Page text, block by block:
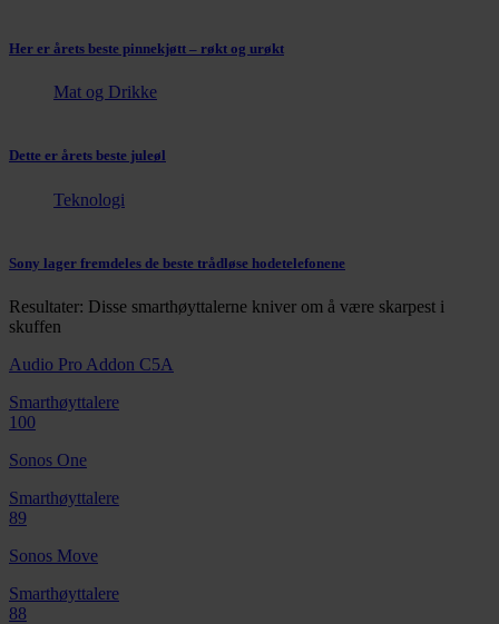
Her er årets beste pinnekjøtt – røkt og urøkt
Mat og Drikke
Dette er årets beste juleøl
Teknologi
Sony lager fremdeles de beste trådløse hodetelefonene
Resultater: Disse smarthøyttalerne kniver om å være skarpest i
skuffen
Audio Pro Addon C5A
Smarthøyttalere
100
Sonos One
Smarthøyttalere
89
Sonos Move
Smarthøyttalere
88